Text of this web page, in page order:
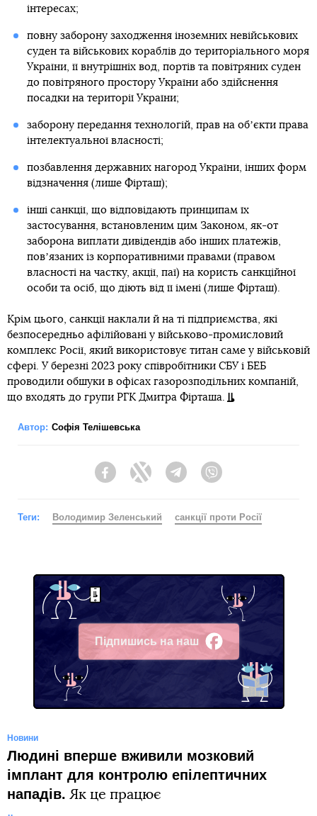
інтересах;
повну заборону заходження іноземних невійськових
суден та військових кораблів до територіального моря
України, її внутрішніх вод, портів та повітряних суден
до повітряного простору України або здійснення
посадки на території України;
заборону передання технологій, прав на обʼєкти права
інтелектуальної власності;
позбавлення державних нагород України, інших форм
відзначення (лише Фірташ);
інші санкції, що відповідають принципам їх
застосування, встановленим цим Законом, як-от
заборона виплати дивідендів або інших платежів,
повʼязаних із корпоративними правами (правом
власності на частку, акції, паї) на користь санкційної
особи та осіб, що діють від її імені (лише Фірташ).
Крім цього, санкції наклали й на ті підприємства, які
безпосередньо афілійовані у військово-промисловий
комплекс Росії, який використовує титан саме у військовій
сфері. У березні 2023 року співробітники СБУ і БЕБ
проводили обшуки в офісах газорозподільних компаній,
що входять до групи РГК Дмитра Фірташа.
Автор: Софія Телішевська
FacebookTwitter Telegram
Теги: Володимир Зеленський санкції проти Росії
Підпишись на наш
Facebook
Новини
Людині вперше вживили мозковий
імплант для контролю епілептичних
нападів. Як це працює